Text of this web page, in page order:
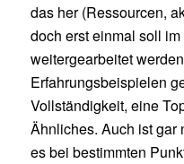
das her (Ressourcen,
doch erst einmal soll
weitergearbeitet
Erfahrungsbeispielen
Vollständigkeit, eine
Ähnliches. Auch ist gar
es bei bestimmten